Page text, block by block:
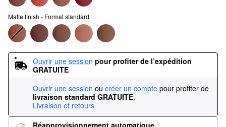
Matte finish - Format standard
Ouvrir une session pour profiter de l’expédition
GRATUITE
Ouvrir une session ou créer un compte pour profiter de
livraison standard GRATUITE.
Livraison et retours
Réapprovisionnement automatique